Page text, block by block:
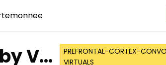
Vir
PREFRONTAL-CORTEX-
VIRTUALS